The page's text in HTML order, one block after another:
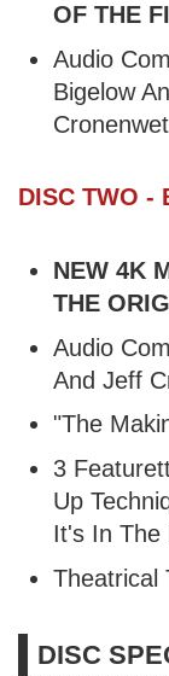
OF THE
Audio
Bigelow
DISC TWO -
NEW 4K
THE
Audio
And Jeff
"The
3
Up
It's In The
Theatrical
DISC